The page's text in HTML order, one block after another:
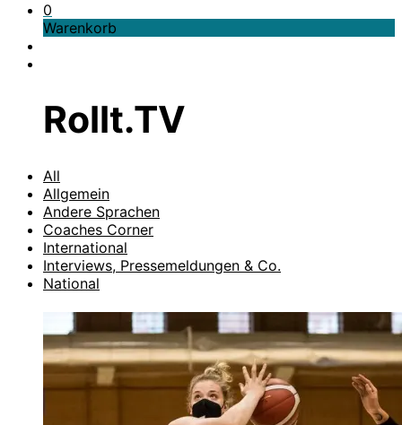
0
Warenkorb
Rollt.TV
All
Allgemein
Andere Sprachen
Coaches Corner
International
Interviews, Pressemeldungen & Co.
National